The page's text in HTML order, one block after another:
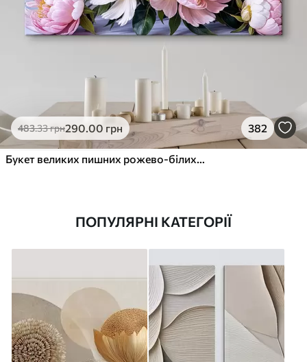
483.33грн290.00 грн 382
Букет великих пишних рожево-білих квітів півонії із зеленим листям на м’якому розмитому фоні
ПОПУЛЯРНІ КАТЕГОРІЇ